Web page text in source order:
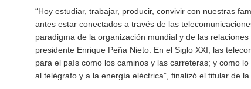
“Hoy estudiar, trabajar, producir, convivir con nuestras
antes estar conectados a través de las
paradigma de la organización mundial y de las
presidente Enrique Peña Nieto: En el Siglo XXI, las
para el país como los caminos y las carreteras; y como
al telégrafo y a la energía eléctrica”, finalizó el titular de la